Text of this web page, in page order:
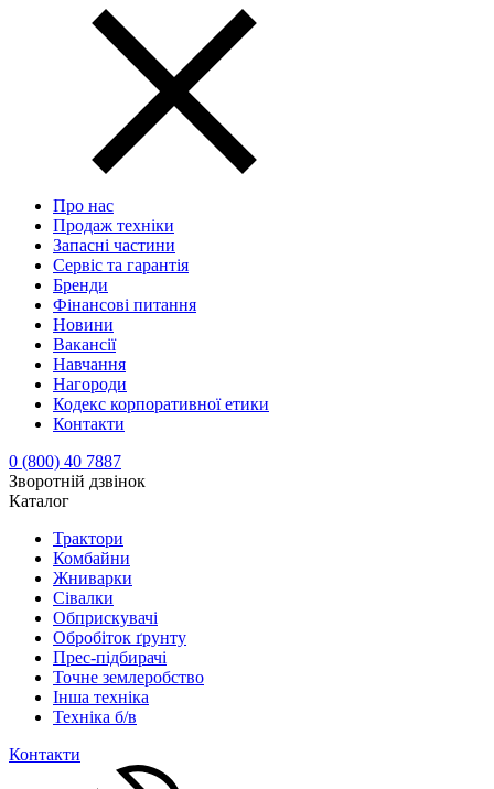
Про нас
Продаж техніки
Запасні частини
Сервіс та гарантія
Бренди
Фінансові питання
Новини
Вакансії
Навчання
Нагороди
Кодекс корпоративної етики
Контакти
0 (800) 40 7887
Зворотній дзвінок
Каталог
Трактори
Комбайни
Жниварки
Сівалки
Обприскувачі
Обробіток ґрунту
Прес-підбирачі
Точне землеробство
Інша техніка
Техніка б/в
Контакти